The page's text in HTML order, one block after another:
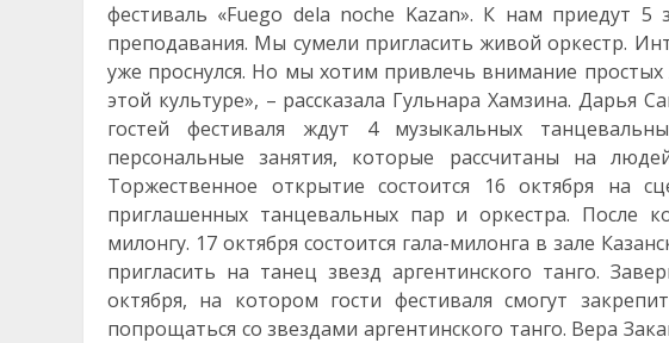
фестиваль «Fuego dela noche Kazan». К нам приедут
преподавания. Мы сумели пригласить живой оркестр.
уже проснулся. Но мы хотим привлечь внимание
этой культуре», – рассказала Гульнара Хамзина. Дарья
гостей фестиваля ждут 4 музыкальных
персональные занятия, которые рассчитаны на
Торжественное открытие состоится 16 октября на
приглашенных танцевальных пар и оркестра. После
милонгу. 17 октября состоится гала-милонга в зале
пригласить на танец звезд аргентинского танго.
октября, на котором гости фестиваля смогут
попрощаться со звездами аргентинского танго. Вера